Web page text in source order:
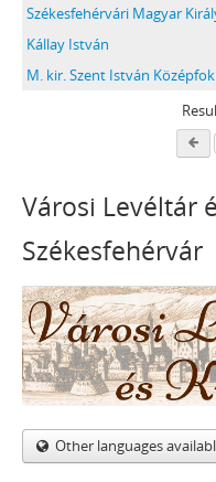
Székesfehérvári Magyar
Kállay István
Városi Levéltár
Székesfehérvár
Other languages